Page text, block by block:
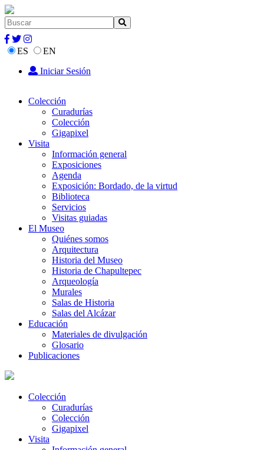
ES
EN
Iniciar Sesión
Colección
Curadurías
Colección
Gigapixel
Visita
Información general
Exposiciones
Agenda
Exposición: Bordado, de la virtud
Biblioteca
Servicios
Visitas guiadas
El Museo
Quiénes somos
Arquitectura
Historia del Museo
Historia de Chapultepec
Arqueología
Murales
Salas de Historia
Salas del Alcázar
Educación
Materiales de divulgación
Glosario
Publicaciones
Colección
Curadurías
Colección
Gigapixel
Visita